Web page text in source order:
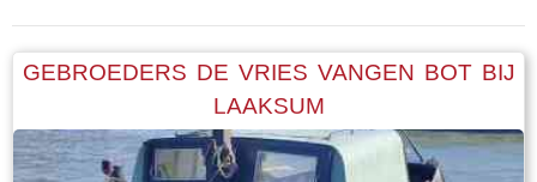
GEBROEDERS DE VRIES VANGEN BOT BIJ
LAAKSUM